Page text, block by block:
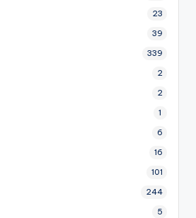
23
39
339
2
2
1
6
16
101
244
5